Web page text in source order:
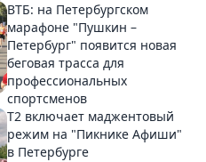
ВТБ: на Петербургском
марафоне "Пушкин –
Петербург" появится новая
беговая трасса для
профессиональных
спортсменов
Т2 включает маджентовый
режим на "Пикнике Афиши"
в Петербурге